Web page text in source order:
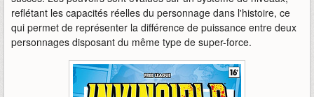
reflétant les capacités réelles du personnage dans l'histoire, ce
qui permet de représenter la différence de puissance entre deux
personnages disposant du même type de super-force.